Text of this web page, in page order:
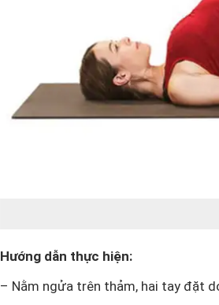
Hướng dẫn thực hiện:
– Nằm ngửa trên thảm, hai tay đặt